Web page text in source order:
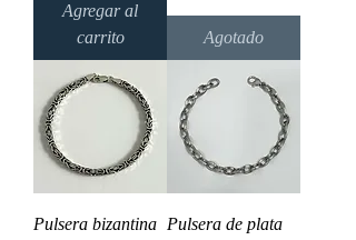
Agregar al
carrito
Agotado
Pulsera bizantina Pulsera de plata